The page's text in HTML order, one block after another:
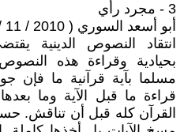
3 - مجرد رأي
أبو أسعد السوري ( 2010 / 11 / 24 - 18:04 )
انتقاد النصوص الدينية
بحيادية وقراءة هذه
مسلما بآية قرآنية ما فإن
قراءة ما قبل الآية وما
القرآن كله قبل أن تناقش.